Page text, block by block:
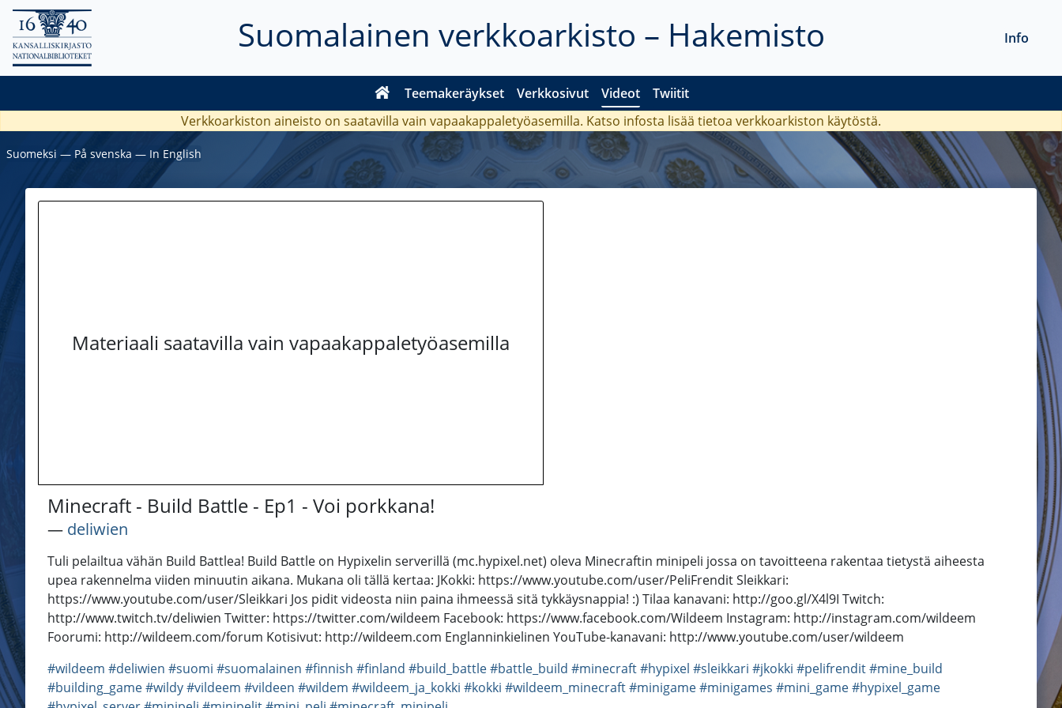
Suomalainen verkkoarkisto – Hakemisto
Teemakeräykset Verkkosivut Videot Twiitit
Info
Verkkoarkiston aineisto on saatavilla vain vapaakappaletyöasemilla. Katso infosta lisää tietoa verkkoarkiston käytöstä.
Suomeksi ― På svenska ― In English
Materiaali saatavilla vain vapaakappaletyöasemilla
Minecraft - Build Battle - Ep1 - Voi porkkana!
― deliwien
Tuli pelailtua vähän Build Battlea! Build Battle on Hypixelin serverillä (mc.hypixel.net) oleva Minecraftin minipeli jossa on tavoitteena rakentaa tietystä aiheesta
upea rakennelma viiden minuutin aikana. Mukana oli tällä kertaa: JKokki: https://www.youtube.com/user/PeliFrendit Sleikkari:
https://www.youtube.com/user/Sleikkari Jos pidit videosta niin paina ihmeessä sitä tykkäysnappia! :) Tilaa kanavani: http://goo.gl/X4l9I Twitch:
http://www.twitch.tv/deliwien Twitter: https://twitter.com/wildeem Facebook: https://www.facebook.com/Wildeem Instagram: http://instagram.com/wildeem
Foorumi: http://wildeem.com/forum Kotisivut: http://wildeem.com Englanninkielinen YouTube-kanavani: http://www.youtube.com/user/wildeem
#wildeem #deliwien #suomi #suomalainen #finnish #finland #build_battle#battle_build #minecraft#hypixel #sleikkari #jkokki #pelifrendit#mine_build
#building_game#wildy#vildeem #vildeen #wildem #wildeem_ja_kokki #kokki #wildeem_minecraft#minigame#minigames #mini_game#hypixel_game